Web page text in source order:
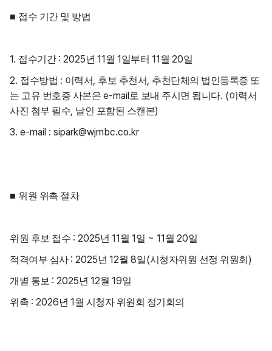
■ 접수 기간 및 방법
1. 접수기간 : 2025년 11월 1일부터 11월 20일
2. 접수방법 : 이력서, 후보 추천서, 추천단체의 법인등록증 또
는 고유 번호증 사본은 e-mail 로 보내 주시면 됩니다. (이력서
사진 첨부 필수, 날인 포함된 스캔본)
3. e-mail : sipark@wjmbc.co.kr
■ 위원 위촉 절차
위원 후보 접수 : 2025년 11월 1일 ~ 11월 20일
적격여부 심사 : 2025년 12월 8일(시청자위원 선정 위원회 )
개별 통보 : 2025년 12월 19일
위촉 : 2026년 1월 시청자 위원회 정기회의